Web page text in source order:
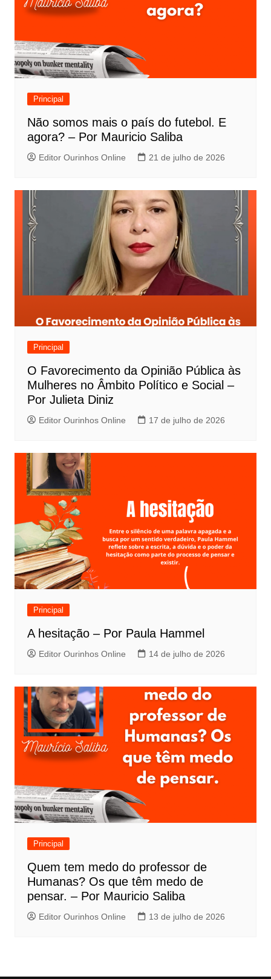
Principal
Não somos mais o país do futebol. E
agora? – Por Mauricio Saliba
Editor Ourinhos Online 21 de julho de 2026
Principal
O Favorecimento da Opinião Pública às
Mulheres no Âmbito Político e Social –
Por Julieta Diniz
Editor Ourinhos Online 17 de julho de 2026
Principal
A hesitação – Por Paula Hammel
Editor Ourinhos Online 14 de julho de 2026
Principal
Quem tem medo do professor de
Humanas? Os que têm medo de
pensar. – Por Mauricio Saliba
Editor Ourinhos Online 13 de julho de 2026